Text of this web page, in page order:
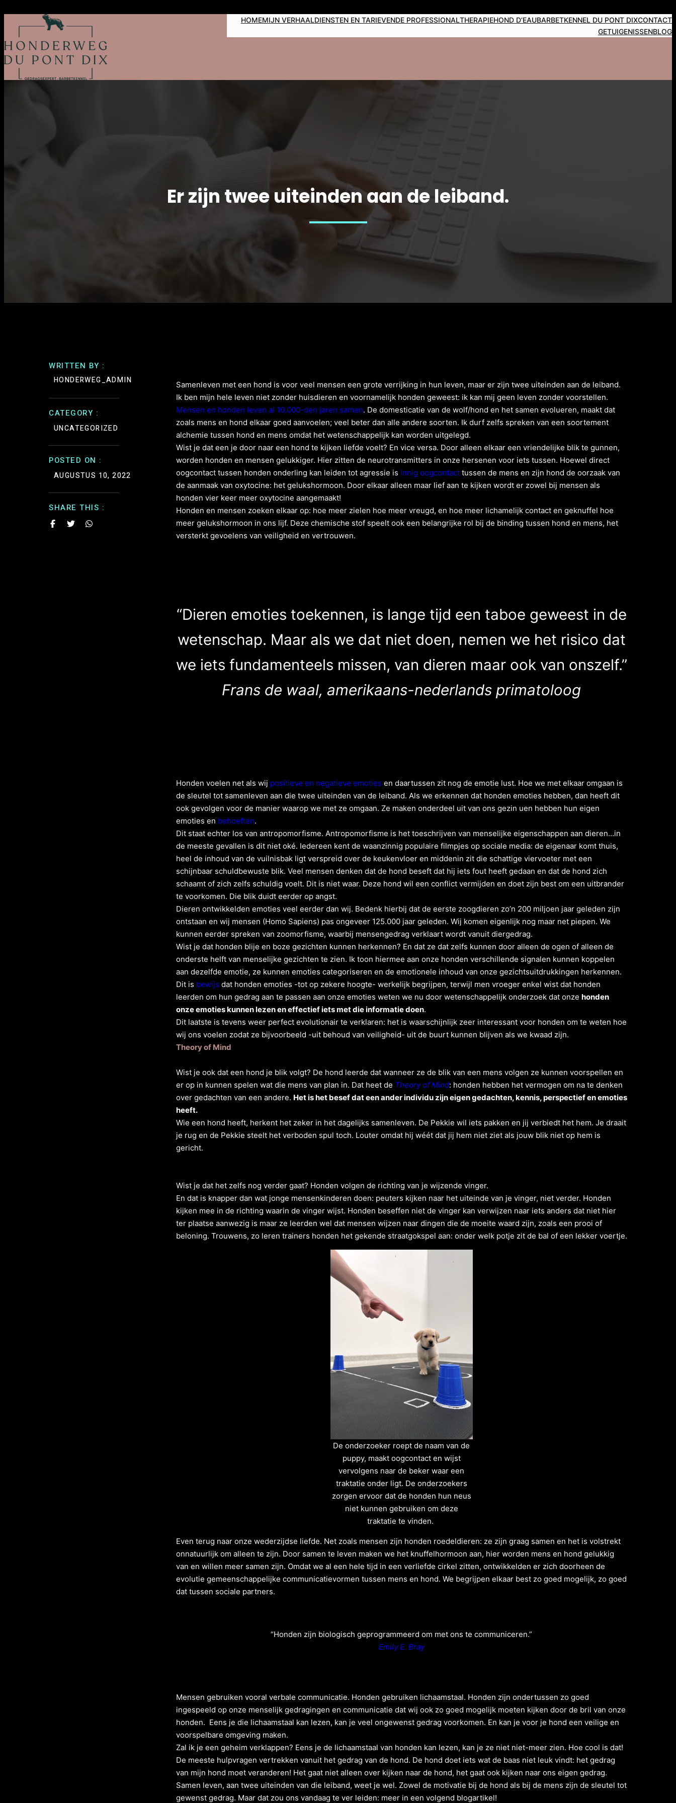
HOMEMIJN VERHAALDIENSTEN EN TARIEVENDE PROFESSIONALTHERAPIEHOND D’EAUBARBETKENNEL DU PONT DIXCONTACT
GETUIGENISSENBLOG
Er zijn twee uiteinden aan de leiband.
WRITTEN BY :
HONDERWEG_ADMIN
CATEGORY :
UNCATEGORIZED
POSTED ON :
AUGUSTUS 10, 2022
SHARE THIS :
Samenleven met een hond is voor veel mensen een grote verrijking in hun leven, maar er zijn twee uiteinden aan de leiband.
Ik ben mijn hele leven niet zonder huisdieren en voornamelijk honden geweest: ik kan mij geen leven zonder voorstellen.
Mensen en honden leven al 10.000-den jaren samen. De domesticatie van de wolf/hond en het samen evolueren, maakt dat
zoals mens en hond elkaar goed aanvoelen; veel beter dan alle andere soorten. Ik durf zelfs spreken van een soortement
alchemie tussen hond en mens omdat het wetenschappelijk kan worden uitgelegd.
Wist je dat een je door naar een hond te kijken liefde voelt? En vice versa. Door alleen elkaar een vriendelijke blik te gunnen,
worden honden en mensen gelukkiger. Hier zitten de neurotransmitters in onze hersenen voor iets tussen. Hoewel direct
oogcontact tussen honden onderling kan leiden tot agressie is innig oogcontacttussen de mens en zijn hond de oorzaak van
de aanmaak van oxytocine: het gelukshormoon. Door elkaar alleen maar lief aan te kijken wordt er zowel bij mensen als
honden vier keer meer oxytocine aangemaakt!
Honden en mensen zoeken elkaar op: hoe meer zielen hoe meer vreugd, en hoe meer lichamelijk contact en geknuffel hoe
meer gelukshormoon in ons lijf. Deze chemische stof speelt ook een belangrijke rol bij de binding tussen hond en mens, het
versterkt gevoelens van veiligheid en vertrouwen.
“Dieren emoties toekennen, is lange tijd een taboe geweest in de
wetenschap. Maar als we dat niet doen, nemen we het risico dat
we iets fundamenteels missen, van dieren maar ook van onszelf.”
Frans de waal, amerikaans-nederlands primatoloog
Honden voelen net als wij positieve en negatieve emoties en daartussen zit nog de emotie lust. Hoe we met elkaar omgaan is
de sleutel tot samenleven aan die twee uiteinden van de leiband. Als we erkennen dat honden emoties hebben, dan heeft dit
ook gevolgen voor de manier waarop we met ze omgaan. Ze maken onderdeel uit van ons gezin uen hebben hun eigen
emoties en behoeften.
Dit staat echter los van antropomorfisme. Antropomorfisme is het toeschrijven van menselijke eigenschappen aan dieren…in
de meeste gevallen is dit niet oké. Iedereen kent de waanzinnig populaire filmpjes op sociale media: de eigenaar komt thuis,
heel de inhoud van de vuilnisbak ligt verspreid over de keukenvloer en middenin zit die schattige viervoeter met een
schijnbaar schuldbewuste blik. Veel mensen denken dat de hond beseft dat hij iets fout heeft gedaan en dat de hond zich
schaamt of zich zelfs schuldig voelt. Dit is niet waar. Deze hond wil een conflict vermijden en doet zijn best om een uitbrander
te voorkomen. Die blik duidt eerder op angst.
Dieren ontwikkelden emoties veel eerder dan wij. Bedenk hierbij dat de eerste zoogdieren zo’n 200 miljoen jaar geleden zijn
ontstaan en wij mensen (Homo Sapiens) pas ongeveer 125.000 jaar geleden. Wij komen eigenlijk nog maar net piepen. We
kunnen eerder spreken van zoomorfisme, waarbij mensengedrag verklaart wordt vanuit diergedrag.
Wist je dat honden blije en boze gezichten kunnen herkennen? En dat ze dat zelfs kunnen door alleen de ogen of alleen de
onderste helft van menselijke gezichten te zien. Ik toon hiermee aan onze honden verschillende signalen kunnen koppelen
aan dezelfde emotie, ze kunnen emoties categoriseren en de emotionele inhoud van onze gezichtsuitdrukkingen herkennen.
Dit is bewijs dat honden emoties -tot op zekere hoogte- werkelijk begrijpen, terwijl men vroeger enkel wist dat honden
leerden om hun gedrag aan te passen aan onze emoties weten we nu door wetenschappelijk onderzoek dat onze honden
onze emoties kunnen lezen en effectief iets met die informatie doen.
Dit laatste is tevens weer perfect evolutionair te verklaren: het is waarschijnlijk zeer interessant voor honden om te weten hoe
wij ons voelen zodat ze bijvoorbeeld -uit behoud van veiligheid- uit de buurt kunnen blijven als we kwaad zijn.
Theory of Mind
Wist je ook dat een hond je blik volgt? De hond leerde dat wanneer ze de blik van een mens volgen ze kunnen voorspellen en
er op in kunnen spelen wat die mens van plan in. Dat heet de Theory of Mind: honden hebben het vermogen om na te denken
over gedachten van een andere. Het is het besef dat een ander individu zijn eigen gedachten, kennis, perspectief en emoties
heeft.
Wie een hond heeft, herkent het zeker in het dagelijks samenleven. De Pekkie wil iets pakken en jij verbiedt het hem. Je draait
je rug en de Pekkie steelt het verboden spul toch. Louter omdat hij wéét dat jij hem niet ziet als jouw blik niet op hem is
gericht.
Wist je dat het zelfs nog verder gaat? Honden volgen de richting van je wijzende vinger.
En dat is knapper dan wat jonge mensenkinderen doen: peuters kijken naar het uiteinde van je vinger, niet verder. Honden
kijken mee in de richting waarin de vinger wijst. Honden beseffen niet de vinger kan verwijzen naar iets anders dat niet hier
ter plaatse aanwezig is maar ze leerden wel dat mensen wijzen naar dingen die de moeite waard zijn, zoals een prooi of
beloning. Trouwens, zo leren trainers honden het gekende straatgokspel aan: onder welk potje zit de bal of een lekker voertje.
De onderzoeker roept de naam van de
puppy, maakt oogcontact en wijst
vervolgens naar de beker waar een
traktatie onder ligt. De onderzoekers
zorgen ervoor dat de honden hun neus
niet kunnen gebruiken om deze
traktatie te vinden.
Even terug naar onze wederzijdse liefde. Net zoals mensen zijn honden roedeldieren: ze zijn graag samen en het is volstrekt
onnatuurlijk om alleen te zijn. Door samen te leven maken we het knuffelhormoon aan, hier worden mens en hond gelukkig
van en willen meer samen zijn. Omdat we al een hele tijd in een verliefde cirkel zitten, ontwikkelden er zich doorheen de
evolutie gemeenschappelijke communicatievormen tussen mens en hond. We begrijpen elkaar best zo goed mogelijk, zo goed
dat tussen sociale partners.
“Honden zijn biologisch geprogrammeerd om met ons te communiceren.”
Emily E. Bray
Mensen gebruiken vooral verbale communicatie. Honden gebruiken lichaamstaal. Honden zijn ondertussen zo goed
ingespeeld op onze menselijk gedragingen en communicatie dat wij ook zo goed mogelijk moeten kijken door de bril van onze
honden. Eens je die lichaamstaal kan lezen, kan je veel ongewenst gedrag voorkomen. En kan je voor je hond een veilige en
voorspelbare omgeving maken.
Zal ik je een geheim verklappen? Eens je de lichaamstaal van honden kan lezen, kan je ze niet niet-meer zien. Hoe cool is dat!
De meeste hulpvragen vertrekken vanuit het gedrag van de hond. De hond doet iets wat de baas niet leuk vindt: het gedrag
van mijn hond moet veranderen! Het gaat niet alleen over kijken naar de hond, het gaat ook kijken naar ons eigen gedrag.
Samen leven, aan twee uiteinden van die leiband, weet je wel. Zowel de motivatie bij de hond als bij de mens zijn de sleutel tot
gewenst gedrag. Maar dat zou ons vandaag te ver leiden: meer in een volgend blogartikel!